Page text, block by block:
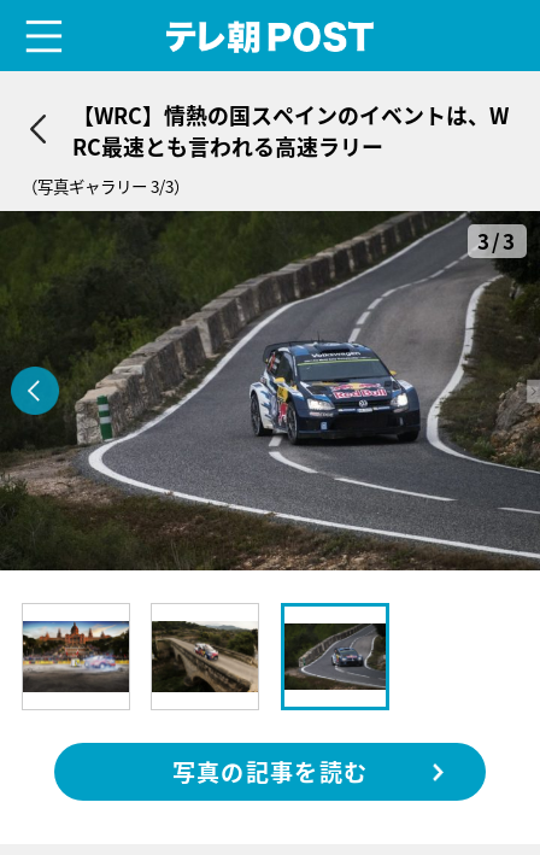
【WRC】情熱の国スペインのイベントは、W
RC最速とも言われる高速ラリー
（写真ギャラリー 3/3）
3/3
写真の記事を読む